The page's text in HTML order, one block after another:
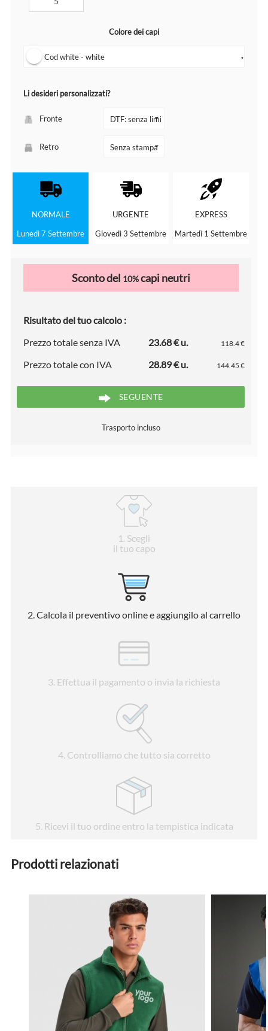
Colore dei capi
Cod white - white ▼
Li desideri personalizzati?
Fronte
Retro
NORMALE
Lunedì 7 Settembre
URGENTE
Giovedì 3 Settembre
EXPRESS
Martedì 1 Settembre
Sconto del 10%capi neutri
Risultato del tuo calcolo :
Prezzo totale senza IVA
23.68 € u. 118.4 €
Prezzo totale con IVA 28.89 € u. 144.45 €
SEGUENTE
Trasporto incluso
1 . Scegli
il tuo capo
2. Calcola il preventivo online e aggiungilo al carrello
3 . Effettua il pagamento o invia la richiesta
4. Controlliamo che tutto sia corretto
5 . Ricevi il tuo ordine entro la tempistica indicata
Prodotti relazionati